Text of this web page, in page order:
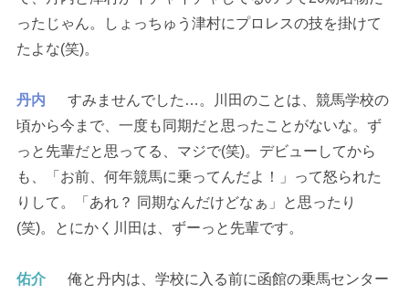
ったじゃん。しょっちゅう津村にプロレスの技を掛けて
たよな(笑)。
丹内
すみませんでした…。川田のことは、競馬学校の
頃から今まで、一度も同期だと思ったことがないな。ず
っと先輩だと思ってる、マジで(笑)。デビューしてから
も、「お前、何年競馬に乗ってんだよ！」って怒られた
りして。「あれ？ 同期なんだけどなぁ」と思ったり
(笑)。とにかく川田は、ずーっと先輩です。
佑介
俺と丹内は、学校に入る前に函館の乗馬センター